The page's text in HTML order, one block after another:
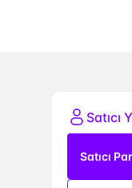
Satıcı
Satıcı